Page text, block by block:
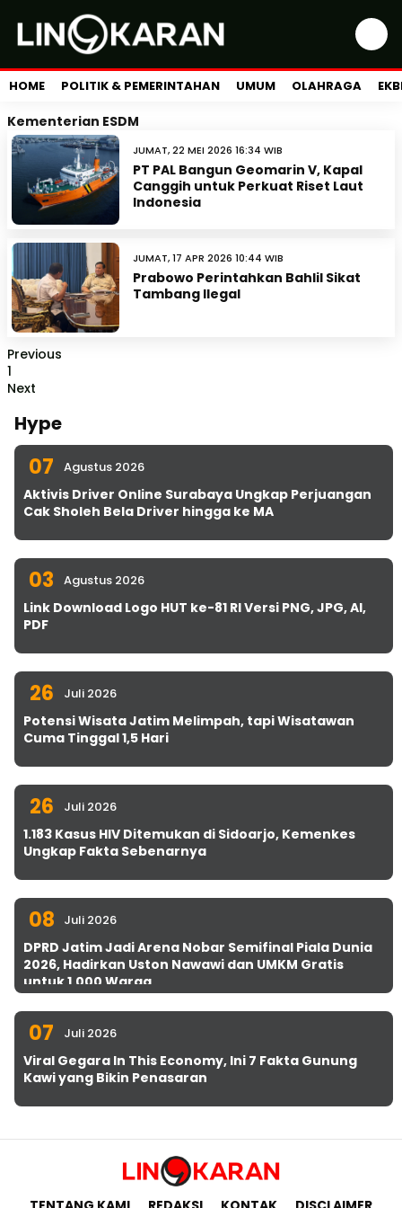
HOME POLITIK & PEMERINTAHAN UMUM OLAHRAGA
Kementerian ESDM
JUMAT, 22 MEI 2026 16:34 WIB
PT PAL Bangun Geomarin V, Kapal
Canggih untuk Perkuat Riset Laut
Indonesia
JUMAT, 17 APR 2026 10:44 WIB
Prabowo Perintahkan Bahlil Sikat
Tambang Ilegal
Previous
1
Next
Hype
07 Agustus 2026
Aktivis Driver Online Surabaya Ungkap Perjuangan
Cak Sholeh Bela Driver hingga ke MA
03 Agustus 2026
Link Download Logo HUT ke-81 RI Versi PNG, JPG, AI,
PDF
26 Juli 2026
Potensi Wisata Jatim Melimpah, tapi Wisatawan
Cuma Tinggal 1,5 Hari
26 Juli 2026
1.183 Kasus HIV Ditemukan di Sidoarjo, Kemenkes
Ungkap Fakta Sebenarnya
08 Juli 2026
DPRD Jatim Jadi Arena Nobar Semifinal Piala Dunia
2026, Hadirkan Uston Nawawi dan UMKM Gratis
untuk 1.000 Warga
07 Juli 2026
Viral Gegara In This Economy, Ini 7 Fakta Gunung
Kawi yang Bikin Penasaran